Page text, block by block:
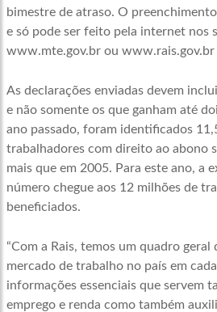
bimestre de atraso. O
e só pode ser feito pela internet nos
www.mte.gov.br ou www.rais.gov.br
As declarações enviadas devem
e não somente os que ganham até
ano passado, foram identificados
trabalhadores com direito ao abono
mais que em 2005. Para este ano, a
número chegue aos 12 milhões de
beneficiados.
“Com a Rais, temos um quadro
mercado de trabalho no país em
informações essenciais que servem
emprego e renda como também